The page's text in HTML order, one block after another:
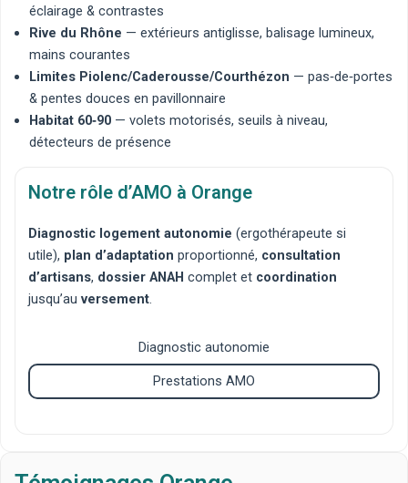
éclairage & contrastes
Rive du Rhône — extérieurs antiglisse, balisage lumineux,
mains courantes
Limites Piolenc/Caderousse/Courthézon — pas‑de‑portes
& pentes douces en pavillonnaire
Habitat 60‑90— volets motorisés, seuils à niveau,
détecteurs de présence
Notre rôle d’AMO à Orange
Diagnostic logement autonomie (ergothérapeute si
utile), plan d’adaptation proportionné, consultation
d’artisans, dossier ANAH complet et coordination
jusqu’auversement.
Diagnostic autonomie
Prestations AMO